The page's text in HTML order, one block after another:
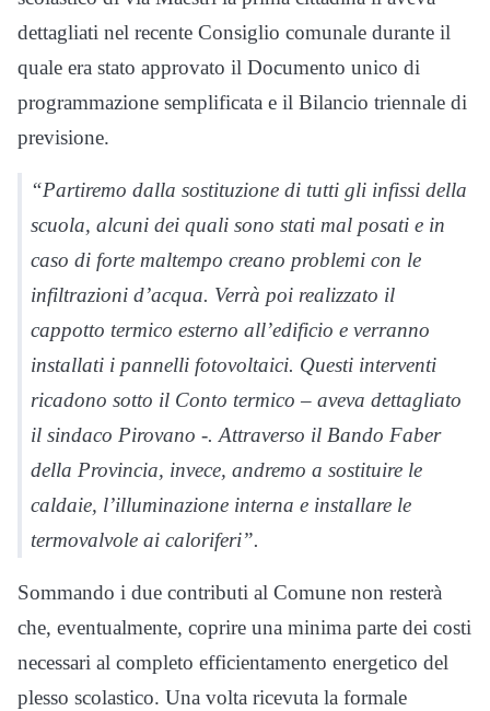
dettagliati nel recente Consiglio comunale durante il
quale era stato approvato il Documento unico di
programmazione semplificata e il Bilancio triennale di
previsione.
“Partiremo dalla sostituzione di tutti gli infissi della
scuola, alcuni dei quali sono stati mal posati e in
caso di forte maltempo creano problemi con le
infiltrazioni d’acqua. Verrà poi realizzato il
cappotto termico esterno all’edificio e verranno
installati i pannelli fotovoltaici. Questi interventi
ricadono sotto il Conto termico – aveva dettagliato
il sindaco Pirovano -. Attraverso il Bando Faber
della Provincia, invece, andremo a sostituire le
caldaie, l’illuminazione interna e installare le
termovalvole ai caloriferi”.
Sommando i due contributi al Comune non resterà
che, eventualmente, coprire una minima parte dei costi
necessari al completo efficientamento energetico del
plesso scolastico. Una volta ricevuta la formale